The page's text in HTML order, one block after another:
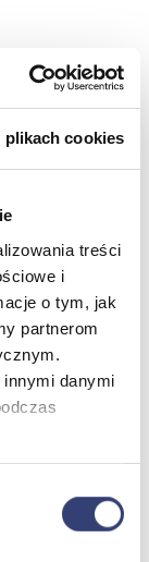
plikach cookies
treści
i
o tym, jak
partnerom
danymi